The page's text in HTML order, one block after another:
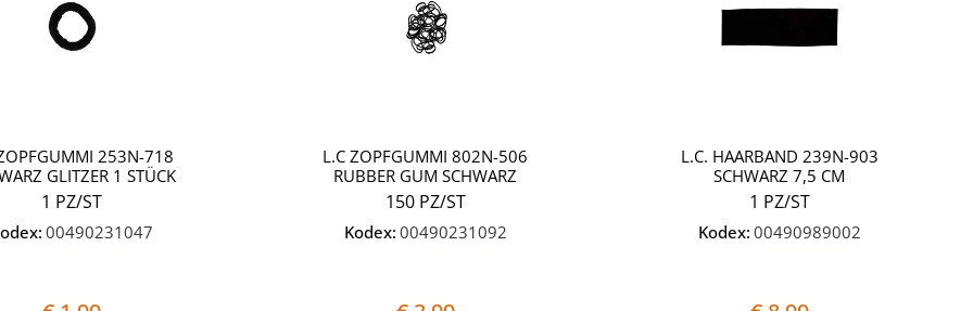
253N-718
GLITZER 1 STÜCK
1 PZ/ST
00490231047
L.C ZOPFGUMMI 802N-506
RUBBER GUM SCHWARZ
150 PZ/ST
Kodex: 00490231092
L.C. HAARBAND 239N-903
SCHWARZ 7,5 CM
1 PZ/ST
Kodex: 00490989002